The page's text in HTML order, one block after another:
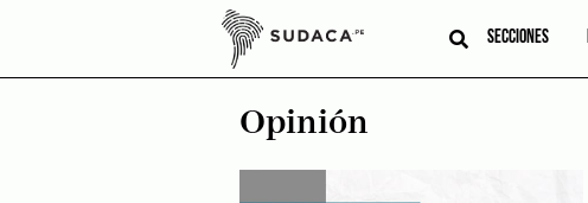
SECCIONES
Opinión